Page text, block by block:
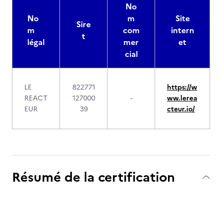
No
m
légal
Sire
t
No
m
com
mer
cial
Site
intern
et
LE
REACT
EUR
822771
127000
39
-
https://w
ww.lerea
cteur.io/
Résumé de la certification